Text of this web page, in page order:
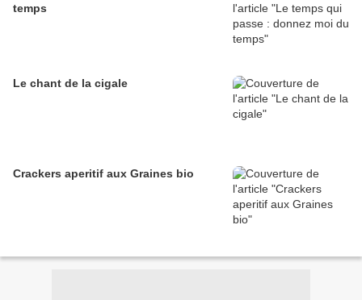
temps
Le chant de la cigale
Crackers aperitif aux Graines bio